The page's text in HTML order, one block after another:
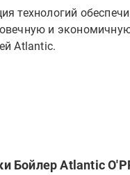
технологий
и
Atlantic.
Бойлер Atlantic